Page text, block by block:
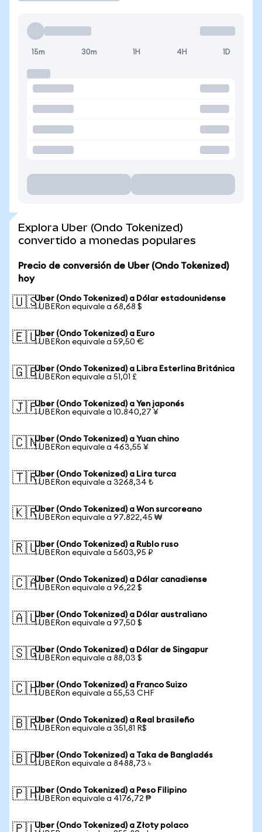
15m 30m 1H 4H 1D
Explora Uber (Ondo Tokenized)
convertido a monedas populares
Precio de conversión de Uber (Ondo Tokenized)
hoy
🇺🇸Uber (Ondo Tokenized) a Dólar estadounidense
1 UBERon equivale a 68,68 $
🇪🇺Uber (Ondo Tokenized) a Euro
1 UBERon equivale a 59,50 €
🇬🇧Uber (Ondo Tokenized) a Libra Esterlina Británica
1 UBERon equivale a 51,01 £
🇯🇵Uber (Ondo Tokenized) a Yen japonés
1 UBERon equivale a 10.840,27 ¥
🇨🇳Uber (Ondo Tokenized) a Yuan chino
1 UBERon equivale a 463,55 ¥
🇹🇷Uber (Ondo Tokenized) a Lira turca
1 UBERon equivale a 3268,34 ₺
🇰🇷Uber (Ondo Tokenized) a Won surcoreano
1 UBERon equivale a 97.822,45 ₩
🇷🇺Uber (Ondo Tokenized) a Rublo ruso
1 UBERon equivale a 5603,95 ₽
🇨🇦Uber (Ondo Tokenized) a Dólar canadiense
1 UBERon equivale a 96,22 $
🇦🇺Uber (Ondo Tokenized) a Dólar australiano
1 UBERon equivale a 97,50 $
🇸🇬Uber (Ondo Tokenized) a Dólar de Singapur
1 UBERon equivale a 88,03 $
🇨🇭Uber (Ondo Tokenized) a Franco Suizo
1 UBERon equivale a 55,53 CHF
🇧🇷Uber (Ondo Tokenized) a Real brasileño
1 UBERon equivale a 351,81 R$
🇧🇩Uber (Ondo Tokenized) a Taka de Bangladés
1 UBERon equivale a 8488,73 ৳
🇵🇭Uber (Ondo Tokenized) a Peso Filipino
1 UBERon equivale a 4176,72 ₱
Uber (Ondo Tokenized) a Złoty polaco